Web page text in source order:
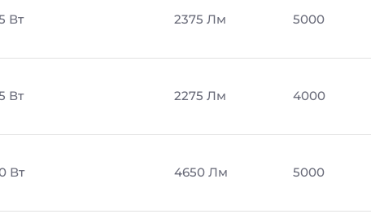
Вт 2375 Лм 5000
Вт 2275 Лм 4000
Вт 4650 Лм 5000